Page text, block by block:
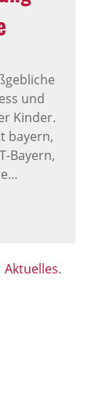
und
Kinder.
bayern,
Bayern,
Aktuelles.